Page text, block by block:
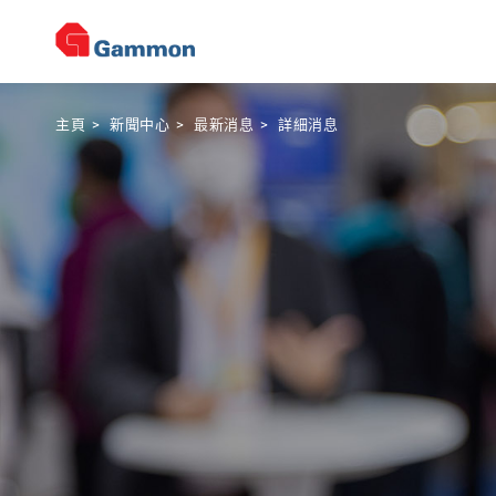
主頁>新聞中心 > 最新消息> 詳細消息